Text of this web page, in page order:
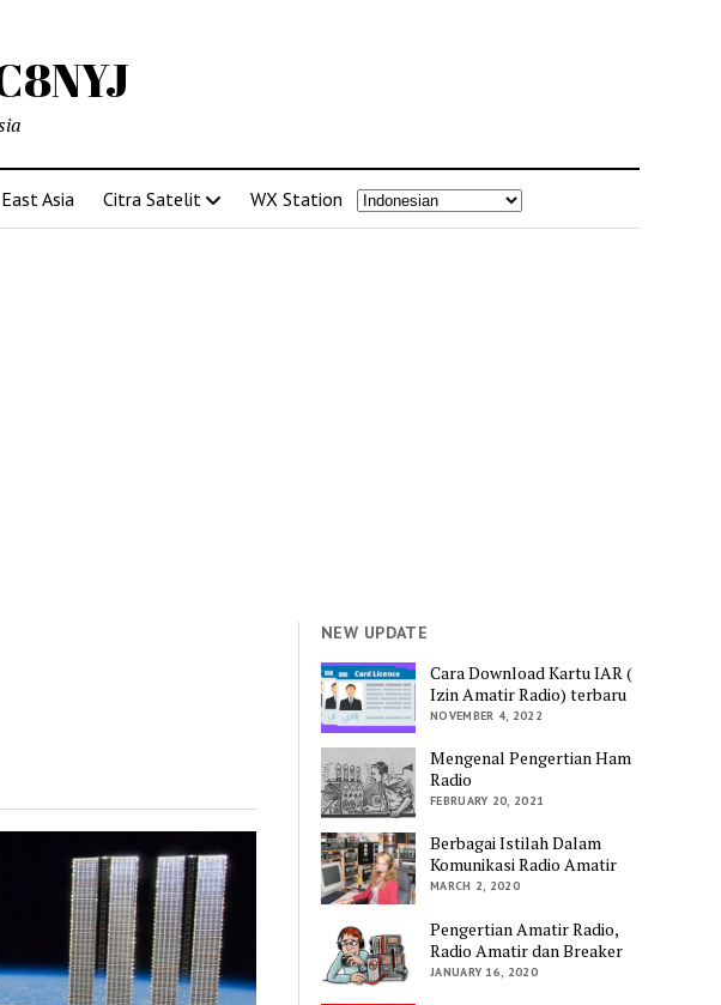
Asia Citra Satelit WX Station
NEW UPDATE
Cara Download Kartu IAR (
Izin Amatir Radio) terbaru
NOVEMBER 4, 2022
Mengenal Pengertian Ham
Radio
FEBRUARY 20, 2021
Berbagai Istilah Dalam
Komunikasi Radio Amatir
MARCH 2, 2020
Pengertian Amatir Radio,
Radio Amatir dan Breaker
JANUARY 16, 2020